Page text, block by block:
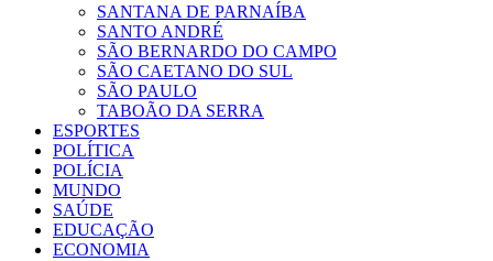
SANTANA DE PARNAÍBA
SANTO ANDRÉ
SÃO BERNARDO DO CAMPO
SÃO CAETANO DO SUL
SÃO PAULO
TABOÃO DA SERRA
ESPORTES
POLÍTICA
POLÍCIA
MUNDO
SAÚDE
EDUCAÇÃO
ECONOMIA